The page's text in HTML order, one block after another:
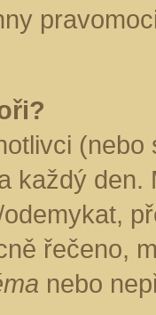
každý
řečeno,
nebo